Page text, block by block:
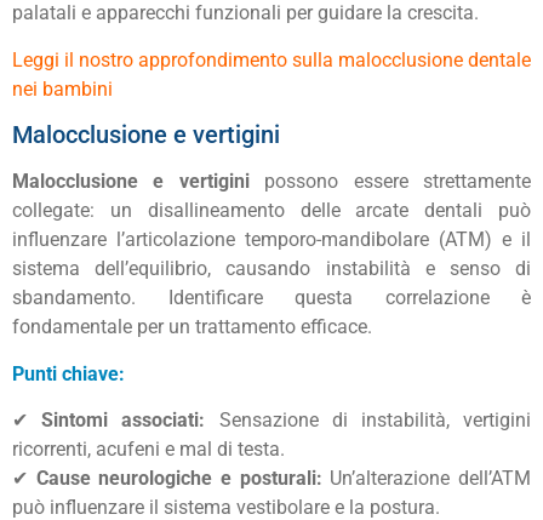
palatali e apparecchi funzionali per guidare la crescita.
Leggi il nostro approfondimento sulla malocclusione dentale
nei bambini
Malocclusione e vertigini
Malocclusione e vertiginipossono essere strettamente
collegate: un disallineamento delle arcate dentali può
influenzare l’articolazione temporo-mandibolare (ATM) e il
sistema dell’equilibrio, causando instabilità e senso di
sbandamento. Identificare questa correlazione è
fondamentale per un trattamento efficace.
Punti chiave:
✔Sintomi associati: Sensazione di instabilità, vertigini
ricorrenti, acufeni e mal di testa.
✔ Cause neurologiche e posturali: Un’alterazione dell’ATM
può influenzare il sistema vestibolare e la postura.